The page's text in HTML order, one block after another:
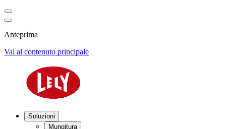
Anteprima
Vai al contenuto principale
Soluzioni
Mungitura